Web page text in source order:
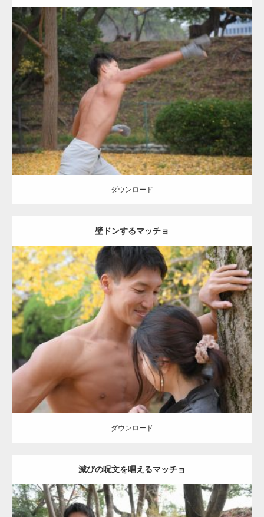
Update:2021.07.8
Category: 公園のマッチョ その他 AKIHITO(細マッチョ) 背中
ダウンロード
ダウンロード
壁ドンするマッチョ
Update: 2021.07.8
Category:公園のマッチョ その他 AKIHITO(細マッチョ) 大胸筋 肩 腹
筋
ダウンロード
滅びの呪文を唱えるマッチョ
【YouTube】マッチョフリー素材メンバーが
ギネス世界記録…
【TV】TBS番組「ひるおび」にてマッスルプ
ラスが紹介されま…